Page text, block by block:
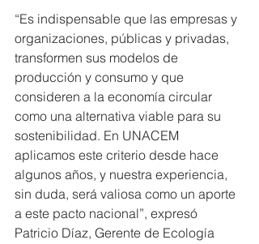
“Es indispensable que las empresas y
organizaciones, públicas y privadas,
transformen sus modelos de
producción y consumo y que
consideren a la economía circular
como una alternativa viable para su
sostenibilidad. En UNACEM
aplicamos este criterio desde hace
algunos años, y nuestra experiencia,
sin duda, será valiosa como un aporte
a este pacto nacional”, expresó
Patricio Díaz, Gerente de Ecología